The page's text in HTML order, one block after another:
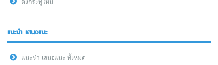
ตั้งกระทู้ใหม่
แนะนำ-เสนอแนะ
แนะนำ-เสนอแนะ ทั้งหมด